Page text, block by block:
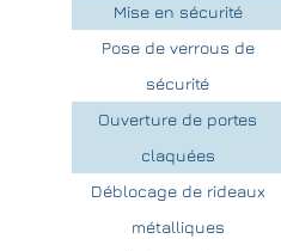
Mise en sécurité
Pose de verrous de
sécurité
Ouverture de portes
claquées
Déblocage de rideaux
métalliques